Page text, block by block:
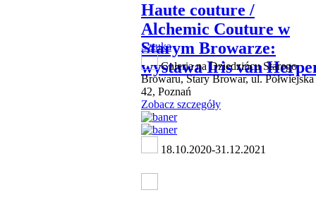
Haute couture /
Alchemic Couture w
Starym Browarze:
wystawa Iris van
Sztuka
Galeria na Dziedzińcu Starego
Browaru, Stary Browar, ul. Półwiejska
42, Poznań
Zobacz szczegóły
18.10.2020-31.12.2021